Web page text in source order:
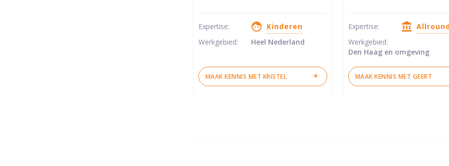
sterren
Expertise:
Kinderen
Werkgebied:
Heel Nederland
MAAK KENNIS MET KRISTEL
sterren
Expertise:
Werkgebied:
Den Haag en omgeving
MAAK KENNIS MET GEERT